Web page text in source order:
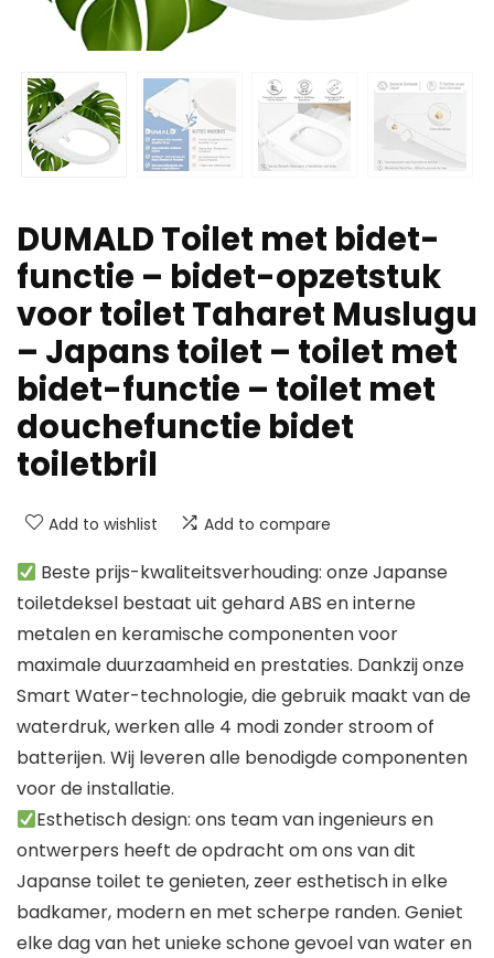
DUMALD Toilet met bidet-
functie – bidet-opzetstuk
voor toilet Taharet Muslugu
– Japans toilet – toilet met
bidet-functie – toilet met
douchefunctie bidet
toiletbril
Add to wishlist Add to compare
Beste prijs-kwaliteitsverhouding: onze Japanse
toiletdeksel bestaat uit gehard ABS en interne
metalen en keramische componenten voor
maximale duurzaamheid en prestaties. Dankzij onze
Smart Water-technologie, die gebruik maakt van de
waterdruk, werken alle 4 modi zonder stroom of
batterijen. Wij leveren alle benodigde componenten
voor de installatie.
Esthetisch design: ons team van ingenieurs en
ontwerpers heeft de opdracht om ons van dit
Japanse toilet te genieten, zeer esthetisch in elke
badkamer, modern en met scherpe randen. Geniet
elke dag van het unieke schone gevoel van water en